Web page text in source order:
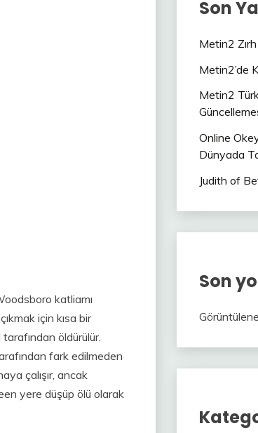
katliamı
için kısa bir
öldürülür.
fark edilmeden
çalışır, ancak
yere düşüp ölü olarak
Son
Metin2
Metin2’de
Metin2
Online
Dünyada
Judith of
Son